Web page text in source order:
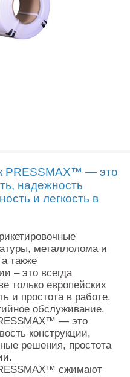
PRESSMAX™ — это
надежность
и легкость в
металлолома и
также
– это всегда
только европейских
и простота в работе.
обслуживание.
— это
конструкции,
решения, простота
сжимают